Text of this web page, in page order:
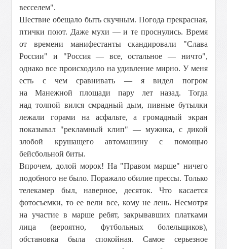
весселем".
Шествие обещало быть скучным. Погода прекрасная,
птички поют. Даже мухи — и те проснулись. Время
от времени манифестанты скандировали "Слава
России" и "Россия — все, остальное — ничто",
однако все происходило на удивление мирно. У меня
есть с чем сравнивать — я видел погром
на Манежной площади пару лет назад. Тогда
над толпой вился смрадный дым, пивные бутылки
лежали горами на асфальте, а громадный экран
показывал "рекламный клип" — мужика, с дикой
злобой крушащего автомашину с помощью
бейсбольной биты.
Впрочем, долой морок! На "Правом марше" ничего
подобного не было. Поражало обилие прессы. Только
телекамер был, наверное, десяток. Что касается
фотосъемки, то ее вели все, кому не лень. Несмотря
на участие в марше ребят, закрывавших платками
лица (вероятно, футбольных болельщиков),
обстановка была спокойная. Самое серьезное